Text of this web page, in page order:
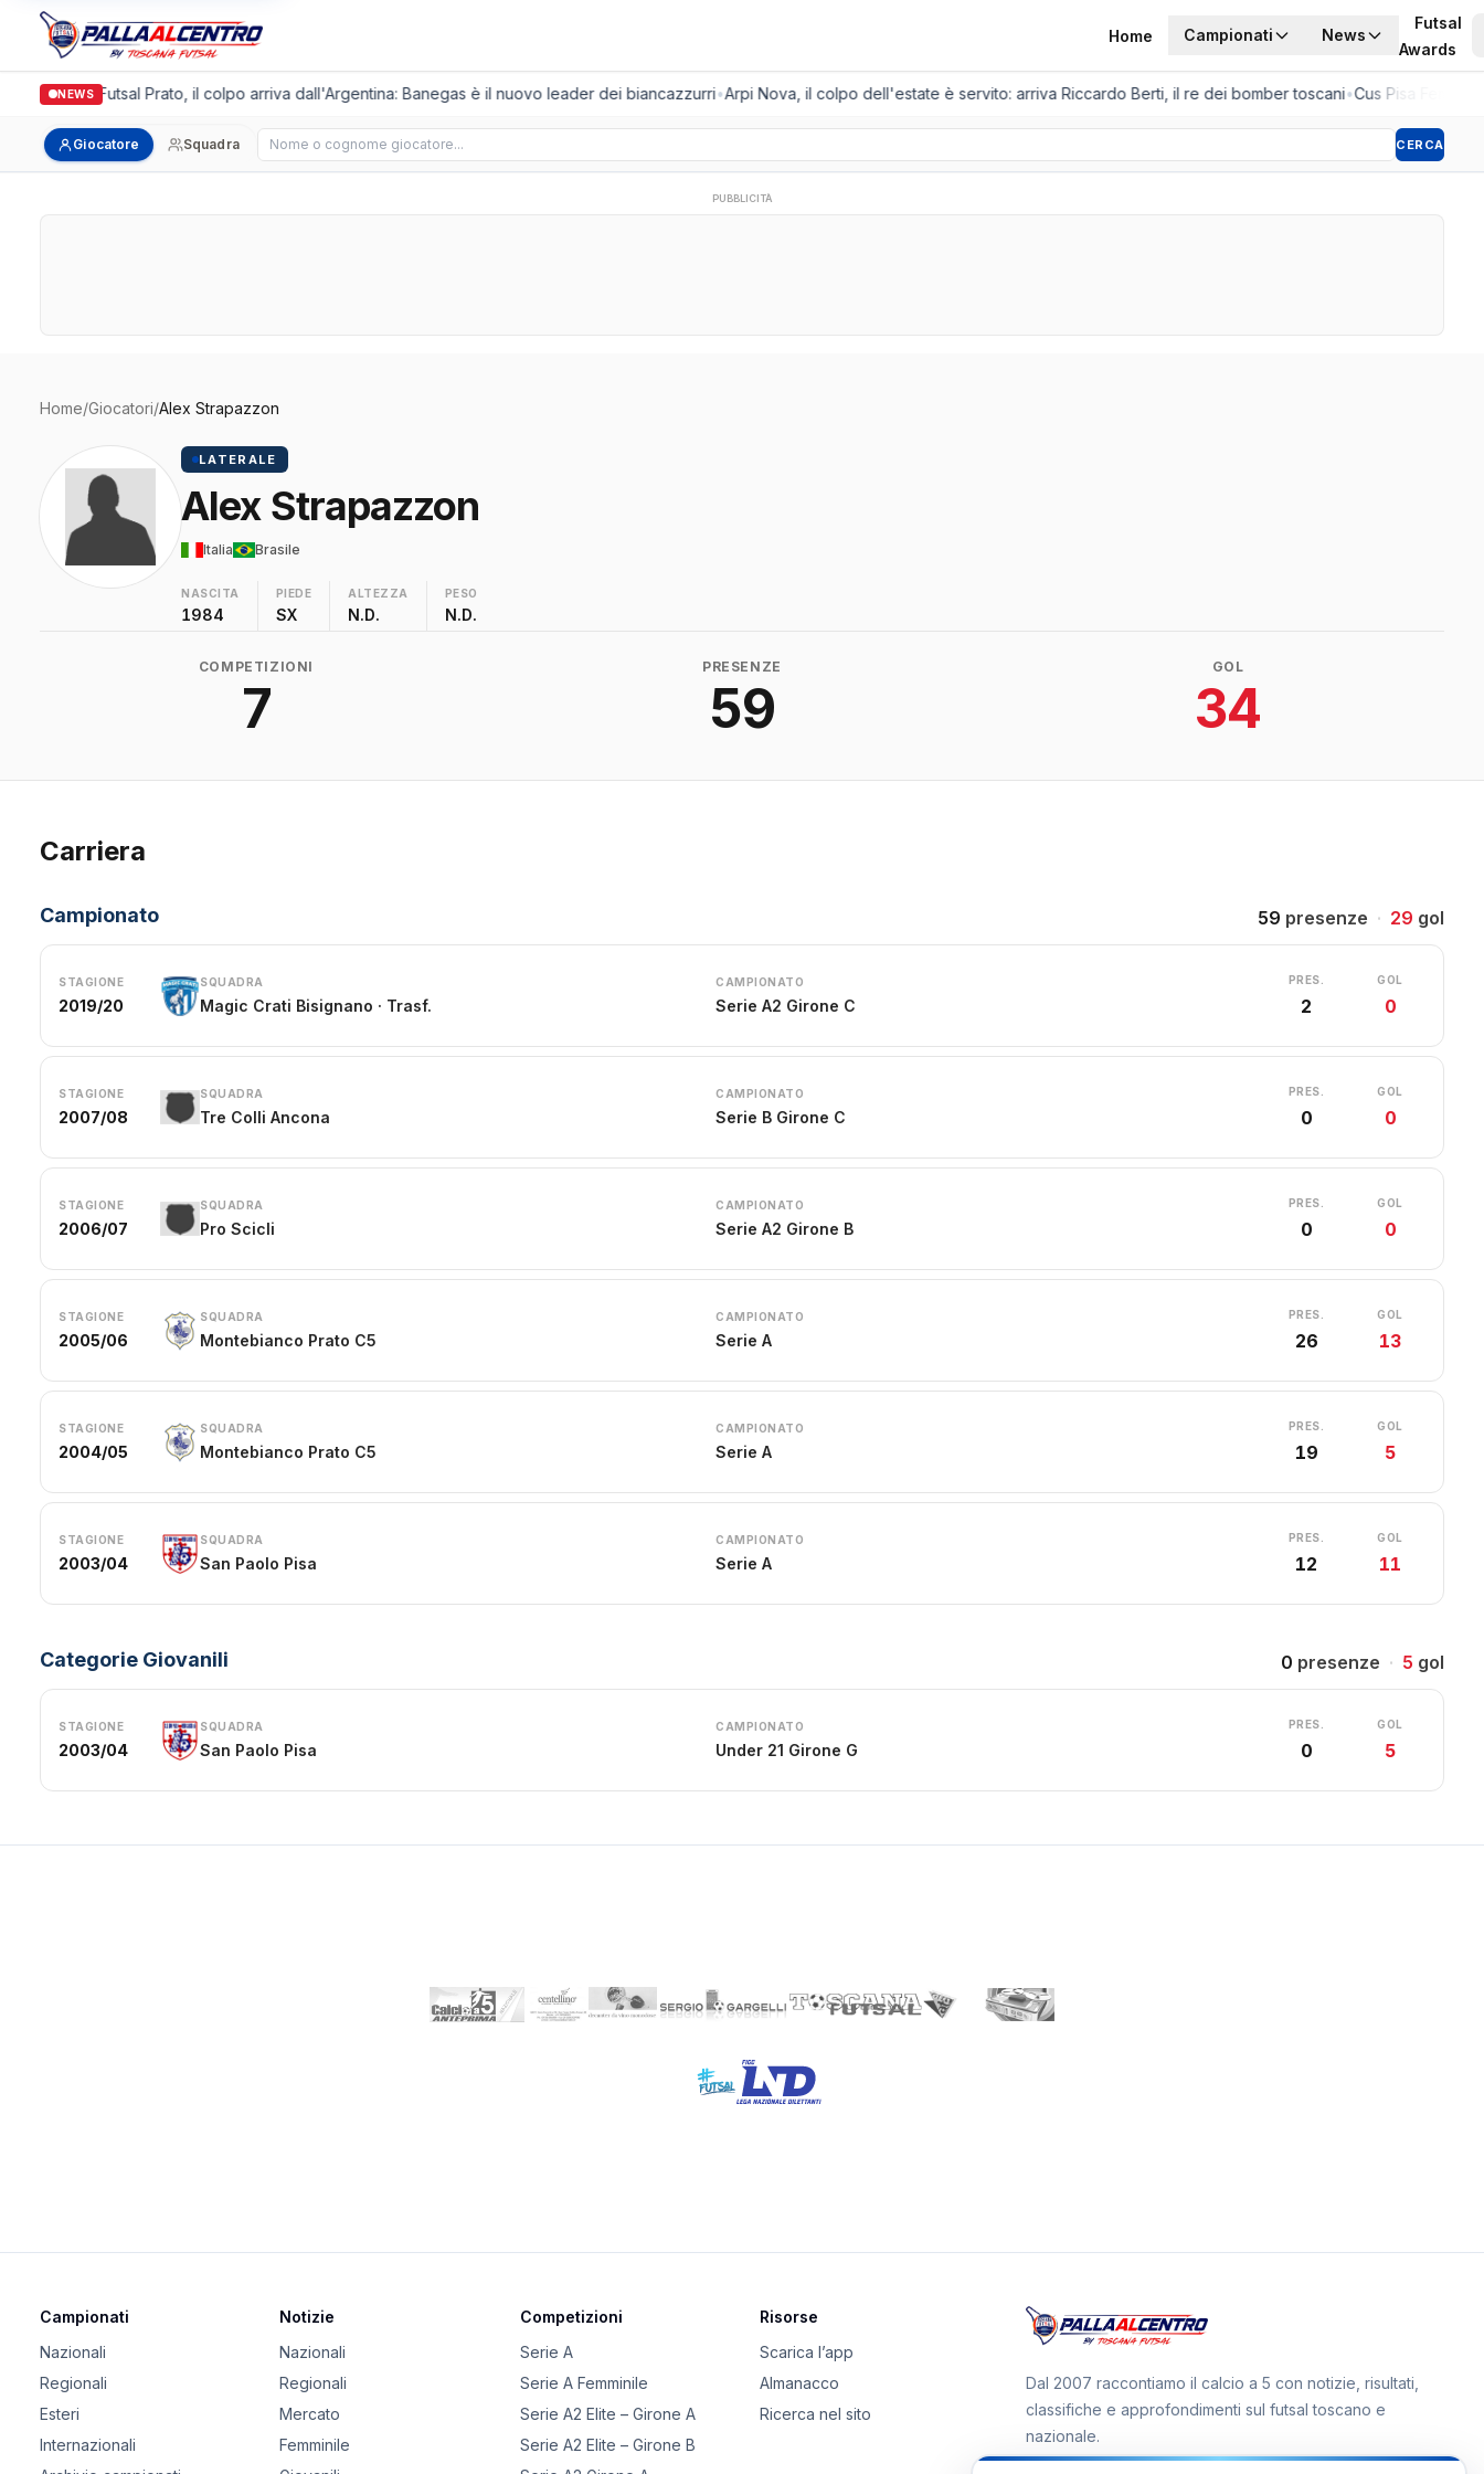
Home Campionati News
Futsal
Awards
NEWS
Italgronda Futsal Prato, il colpo arriva dall'Argentina: Banegas è il nuovo leader dei biancazzurri•Arpi Nova, il colpo dell'estate è servito: arriva Riccardo Berti, il re dei bomber toscani•Cus Pisa
Giocatore Squadra Cerca giocatore CERCA
PUBBLICITÀ
Home/Giocatori/Alex Strapazzon
LATERALE
Alex Strapazzon
Italia Brasile
NASCITA
1984
PIEDE
SX
ALTEZZA
N.D.
PESO
N.D.
COMPETIZIONI
7
PRESENZE
59
GOL
34
Carriera
Campionato 59 presenze · 29 gol
STAGIONE
2019/20
SQUADRA
Magic Crati Bisignano · Trasf.
CAMPIONATO
Serie A2 Girone C
PRES.
2
GOL
0
STAGIONE
2007/08
SQUADRA
Tre Colli Ancona
CAMPIONATO
Serie B Girone C
PRES.
0
GOL
0
STAGIONE
2006/07
SQUADRA
Pro Scicli
CAMPIONATO
Serie A2 Girone B
PRES.
0
GOL
0
STAGIONE
2005/06
SQUADRA
Montebianco Prato C5
CAMPIONATO
Serie A
PRES.
26
GOL
13
STAGIONE
2004/05
SQUADRA
Montebianco Prato C5
CAMPIONATO
Serie A
PRES.
19
GOL
5
STAGIONE
2003/04
SQUADRA
San Paolo Pisa
CAMPIONATO
Serie A
PRES.
12
GOL
11
Categorie Giovanili 0 presenze · 5 gol
STAGIONE
2003/04
SQUADRA
San Paolo Pisa
CAMPIONATO
Under 21 Girone G
PRES.
0
GOL
5
Campionati
Nazionali
Regionali
Esteri
Internazionali
Notizie
Nazionali
Regionali
Mercato
Femminile
Competizioni
Serie A
Serie A Femminile
Serie A2 Elite – Girone A
Serie A2 Elite – Girone B
Risorse
Scarica l’app
Almanacco
Ricerca nel sito
Dal 2007 raccontiamo il calcio a 5 con notizie, risultati,
classifiche e approfondimenti sul futsal toscano e
nazionale.